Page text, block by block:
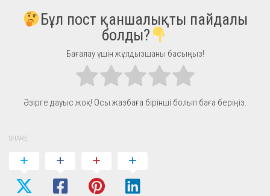
Бұл пост қаншалықты пайдалы
болды?
Бағалау үшін жұлдызшаны басыңыз!
Әзірге дауыс жоқ! Осы жазбаға бірінші болып баға беріңіз.
SHARE